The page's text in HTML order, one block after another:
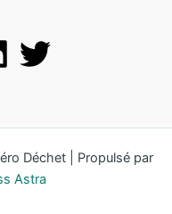
Déchet | Propulsé par
Astra